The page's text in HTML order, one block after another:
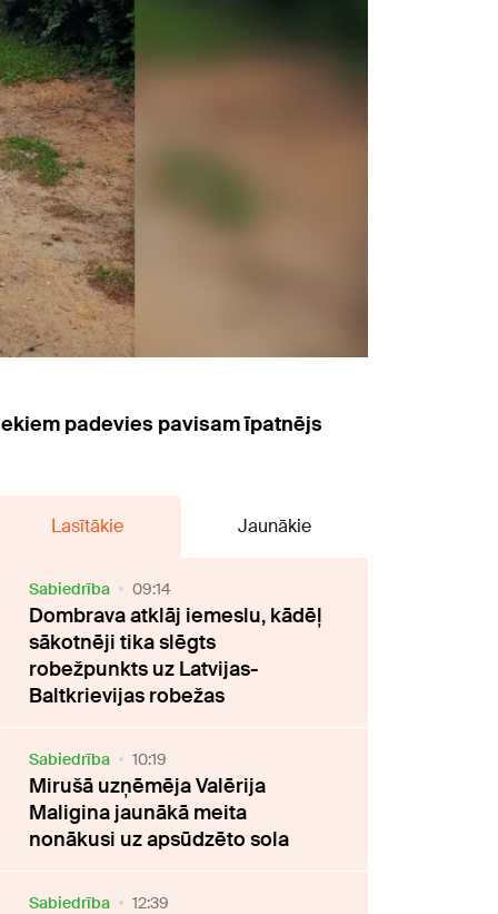
padevies pavisam īpatnējs
Lasītākie Jaunākie
Sabiedrība 09:14
Dombrava atklāj iemeslu, kādēļ
sākotnēji tika slēgts
robežpunkts uz Latvijas-
Baltkrievijas robežas
Sabiedrība 10:19
Mirušā uzņēmēja Valērija
Maligina jaunākā meita
nonākusi uz apsūdzēto sola
Sabiedrība 12:39